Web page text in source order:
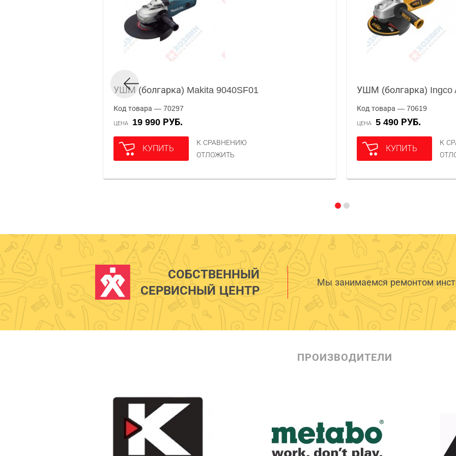
УШМ (болгарка) Makita 9040SF01
Код товара — 70297
ЦЕНА 19 990 РУБ.
КУПИТЬ
К СРАВНЕНИЮ
ОТЛОЖИТЬ
УШМ (болгарка) Ingco
Код товара — 70619
ЦЕНА 5 490 РУБ.
КУПИТЬ
К
СОБСТВЕННЫЙ
СЕРВИСНЫЙ ЦЕНТР
Мы занимаемся ремонтом
ПРОИЗВОДИТЕЛИ